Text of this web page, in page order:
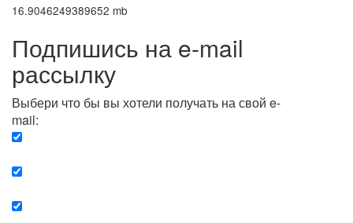
16.9046249389652 mb
Подпишись на e-mail
рассылку
Выбери что бы вы хотели получать на свой e-
mail: